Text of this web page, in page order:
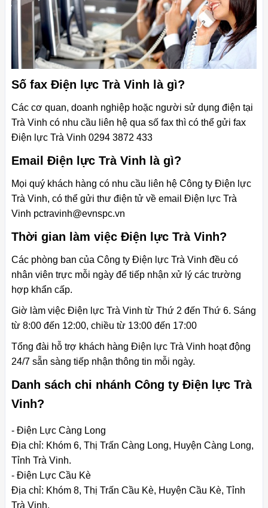
Số fax Điện lực Trà Vinh là gì?
Các cơ quan, doanh nghiệp hoặc người sử dụng điện tại
Trà Vinh có nhu cầu liên hệ qua số fax thì có thể gửi fax
Điện lực Trà Vinh 0294 3872 433
Email Điện lực Trà Vinh là gì?
Mọi quý khách hàng có nhu cầu liên hệ Công ty Điện lực
Trà Vinh, có thể gửi thư điện tử về email Điện lực Trà
Vinh pctravinh@evnspc.vn
Thời gian làm việc Điện lực Trà Vinh?
Các phòng ban của Công ty Điện lực Trà Vinh đều có
nhân viên trực mỗi ngày để tiếp nhận xử lý các trường
hợp khẩn cấp.
Giờ làm việc Điện lực Trà Vinh từ Thứ 2 đến Thứ 6. Sáng
từ 8:00 đến 12:00, chiều từ 13:00 đến 17:00
Tổng đài hỗ trợ khách hàng Điện lực Trà Vinh hoạt động
24/7 sẵn sàng tiếp nhận thông tin mỗi ngày.
Danh sách chi nhánh Công ty Điện lực Trà
Vinh?
- Điện Lực Càng Long
Địa chỉ: Khóm 6, Thị Trấn Càng Long, Huyện Càng Long,
Tỉnh Trà Vinh.
- Điện Lực Cầu Kè
Địa chỉ: Khóm 8, Thị Trấn Cầu Kè, Huyện Cầu Kè, Tỉnh
Trà Vinh.